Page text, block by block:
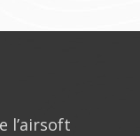
l’airsoft